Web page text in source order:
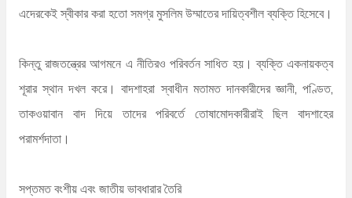
এদেরকেই স্বীকার করা হতো সমগ্র মুসলিম উম্মাতের দায়িত্বশীল ব্যক্তি হিসেবে।
কিন্তু রাজতন্ত্রের আগমনে এ নীতিরও পরিবর্তন সাধিত হয়। ব্যক্তি একনায়কত্ব
শূরার স্থান দখল করে। বাদশাহরা স্বাধীন মতামত দানকারীদের জ্ঞানী, পণ্ডিত,
তাকওয়াবান বাদ দিয়ে তাদের পরিবর্তে তোষামোদকারীরাই ছিল বাদশাহের
পরামর্শদাতা।
সপ্তমত বংশীয় এবং জাতীয় ভাবধারার তৈরি